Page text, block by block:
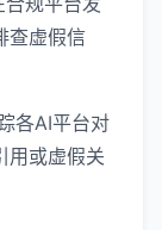
查虚假信
各AI平台对
用或虚假关